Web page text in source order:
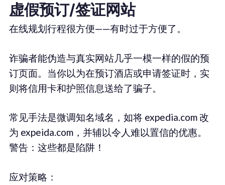
虚假预订/签证网站
在线规划行程很方便——有时过于方便了。
诈骗者能伪造与真实网站几乎一模一样的假的预
订页面。当你以为在预订酒店或申请签证时，实
则将信用卡和护照信息送给了骗子。
常见手法是微调知名域名，如将 expedia.com 改
为 expeida.com，并辅以令人难以置信的优惠。
警告：这些都是陷阱！
应对策略：